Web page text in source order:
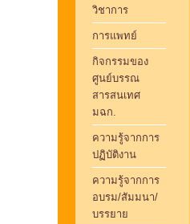
วิชาการ
การแพทย์
กิจกรรมของ
ศูนย์บรรณ
สารสนเทศ
มฉก.
ความรู้จากการ
ปฏิบัติงาน
ความรู้จากการ
อบรม/สัมมนา/
บรรยาย